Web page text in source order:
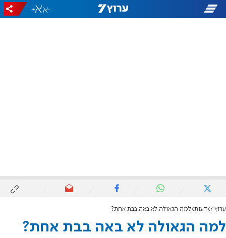
-
+
ערוץ 7 דעות למה הגאולה לא באה בבת אחת?
למה הגאולה לא באה בבת אחת?